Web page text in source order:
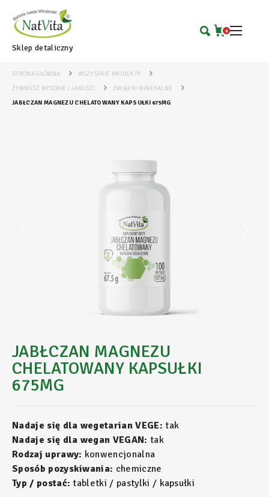
Sklep detaliczny
0
STRONA GŁÓWNA
WSZYSTKIE PRODUKTY
ŻYWNOŚĆ WYSOKIEJ JAKOŚCI
ZWIĄZKI MINERALNE
JABŁCZAN MAGNEZU CHELATOWANY KAPSUŁKI 675MG
JABŁCZAN MAGNEZU
CHELATOWANY KAPSUŁKI
675MG
Nadaje się dla wegetarian VEGE: tak
Nadaje się dla wegan VEGAN: tak
Rodzaj uprawy: konwencjonalna
Sposób pozyskiwania: chemiczne
Typ / postać: tabletki / pastylki / kapsułki